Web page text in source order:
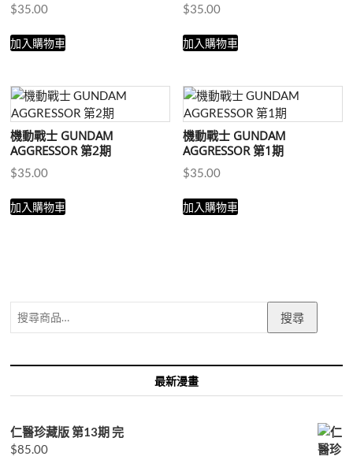
$35.00
加入購物車
$35.00
加入購物車
機動戰士 GUNDAM
AGGRESSOR 第2期
$35.00
加入購物車
機動戰士 GUNDAM
AGGRESSOR 第1期
$35.00
加入購物車
鍵
搜尋
最新漫畫
仁醫珍藏版 第13期 完
$85.00